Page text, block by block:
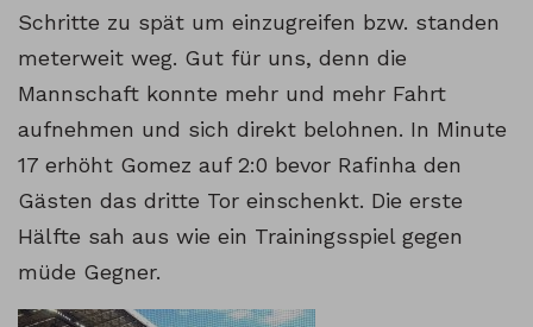
Schritte zu spät um einzugreifen bzw. standen
meterweit weg. Gut für uns, denn die
Mannschaft konnte mehr und mehr Fahrt
aufnehmen und sich direkt belohnen. In Minute
17 erhöht Gomez auf 2:0 bevor Rafinha den
Gästen das dritte Tor einschenkt. Die erste
Hälfte sah aus wie ein Trainingsspiel gegen
müde Gegner.